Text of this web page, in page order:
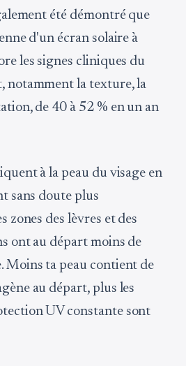
été démontré que
d'un écran solaire à
les signes cliniques du
notamment la texture, la
de 40 à 52 % en un an
à la peau du visage en
sans doute plus
des lèvres et des
ont au départ moins de
Moins ta peau contient de
au départ, plus les
UV constante sont